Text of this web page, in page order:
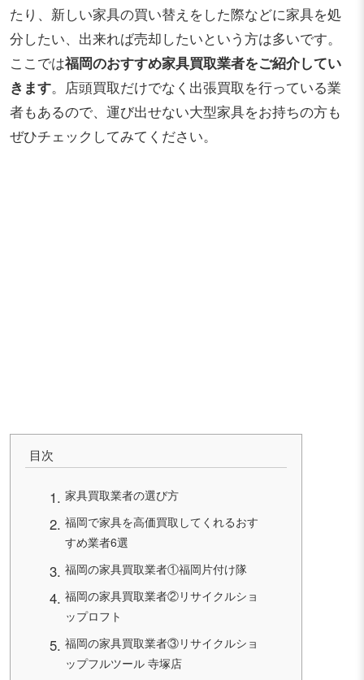
たり、新しい家具の買い替えをした際などに家具を処
分したい、出来れば売却したいという方は多いです。
ここでは福岡のおすすめ家具買取業者をご紹介してい
きます。店頭買取だけでなく出張買取を行っている業
者もあるので、運び出せない大型家具をお持ちの方も
ぜひチェックしてみてください。
目次
家具買取業者の選び方
福岡で家具を高価買取してくれるおす
すめ業者6選
福岡の家具買取業者①福岡片付け隊
福岡の家具買取業者②リサイクルショ
ップロフト
福岡の家具買取業者③リサイクルショ
ップフルツール 寺塚店